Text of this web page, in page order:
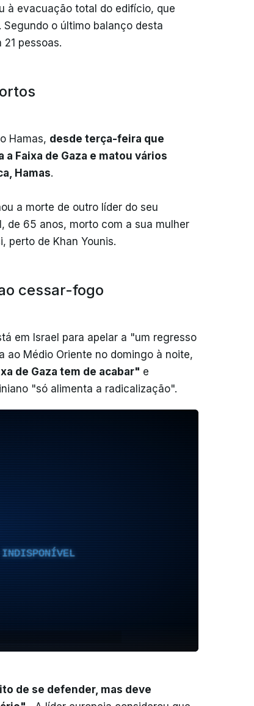
à evacuação total do edifício, que
o último balanço desta
pessoas.
Hamas, desde terça-feira que
Faixa de Gaza e matou vários
Hamas.
a morte de outro líder do seu
de 65 anos, morto com a sua mulher
perto de Khan Younis.
cessar-fogo
em Israel para apelar a "um regresso
ao Médio Oriente no domingo à noite,
de Gaza tem de acabar" e
"só alimenta a radicalização".
INDISPONÍVEL
de se defender, mas deve